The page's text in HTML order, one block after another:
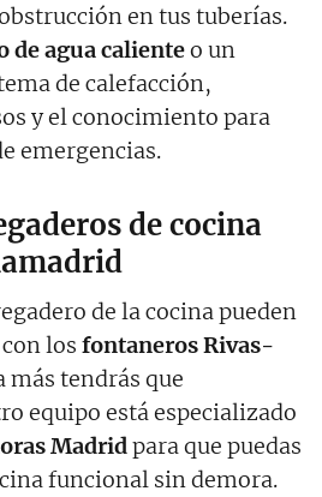
en tus tuberías.
de agua calienteo un
de calefacción,
y el conocimiento para
emergencias.
de cocina
de la cocina pueden
los fontaneros Rivas-
más tendrás que
equipo está especializado
Madridpara que puedas
funcional sin demora.